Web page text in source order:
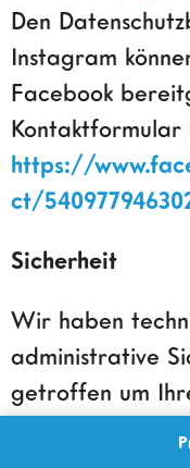
Den
Instagram
Facebook
Kontaktformular
https://
ct/
Sicherheit
Wir haben
administrative
getroffen um